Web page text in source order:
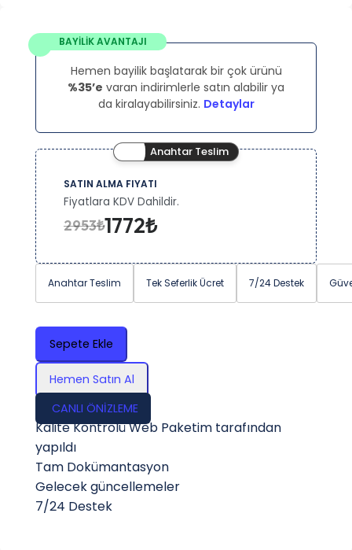
BAYİLİK AVANTAJI
Hemen bayilik başlatarak bir çok ürünü
%35’e varan indirimlerle satın alabilir ya
da kiralayabilirsiniz. Detaylar
Anahtar Teslim
SATIN ALMA FIYATI
Fiyatlara KDV Dahildir.
2953₺1772₺
Anahtar Teslim Tek Seferlik Ücret 7/24 Destek
Sepete Ekle
Hemen Satın Al
CANLI ÖNİZLEME
Kalite Kontrolü Web Paketim tarafından
yapıldı
Tam Dokümantasyon
Gelecek güncellemeler
7/24 Destek